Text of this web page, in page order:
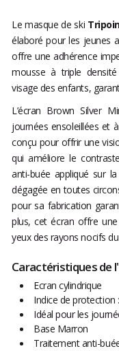
Le masque de ski
élaboré pour les jeunes
offre une adhérence
mousse à triple
visage des enfants,
L’écran Brown Silver
journées ensoleillées et
conçu pour offrir une
qui améliore le
anti-buée appliqué sur
dégagée en toutes
pour sa fabrication
plus, cet écran offre
yeux des rayons nocifs
Caractéristiques de
Ecran cylindrique
Indice de protection
Idéal pour les
Base Marron
Traitement anti-